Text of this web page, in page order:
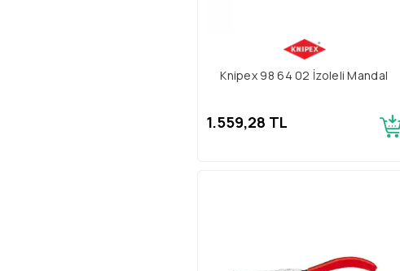
Knipex 98 64 02 İzoleli Mandal
1.559,28 TL